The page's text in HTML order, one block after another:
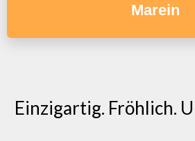
Marein
Einzigartig. Fröhlich.